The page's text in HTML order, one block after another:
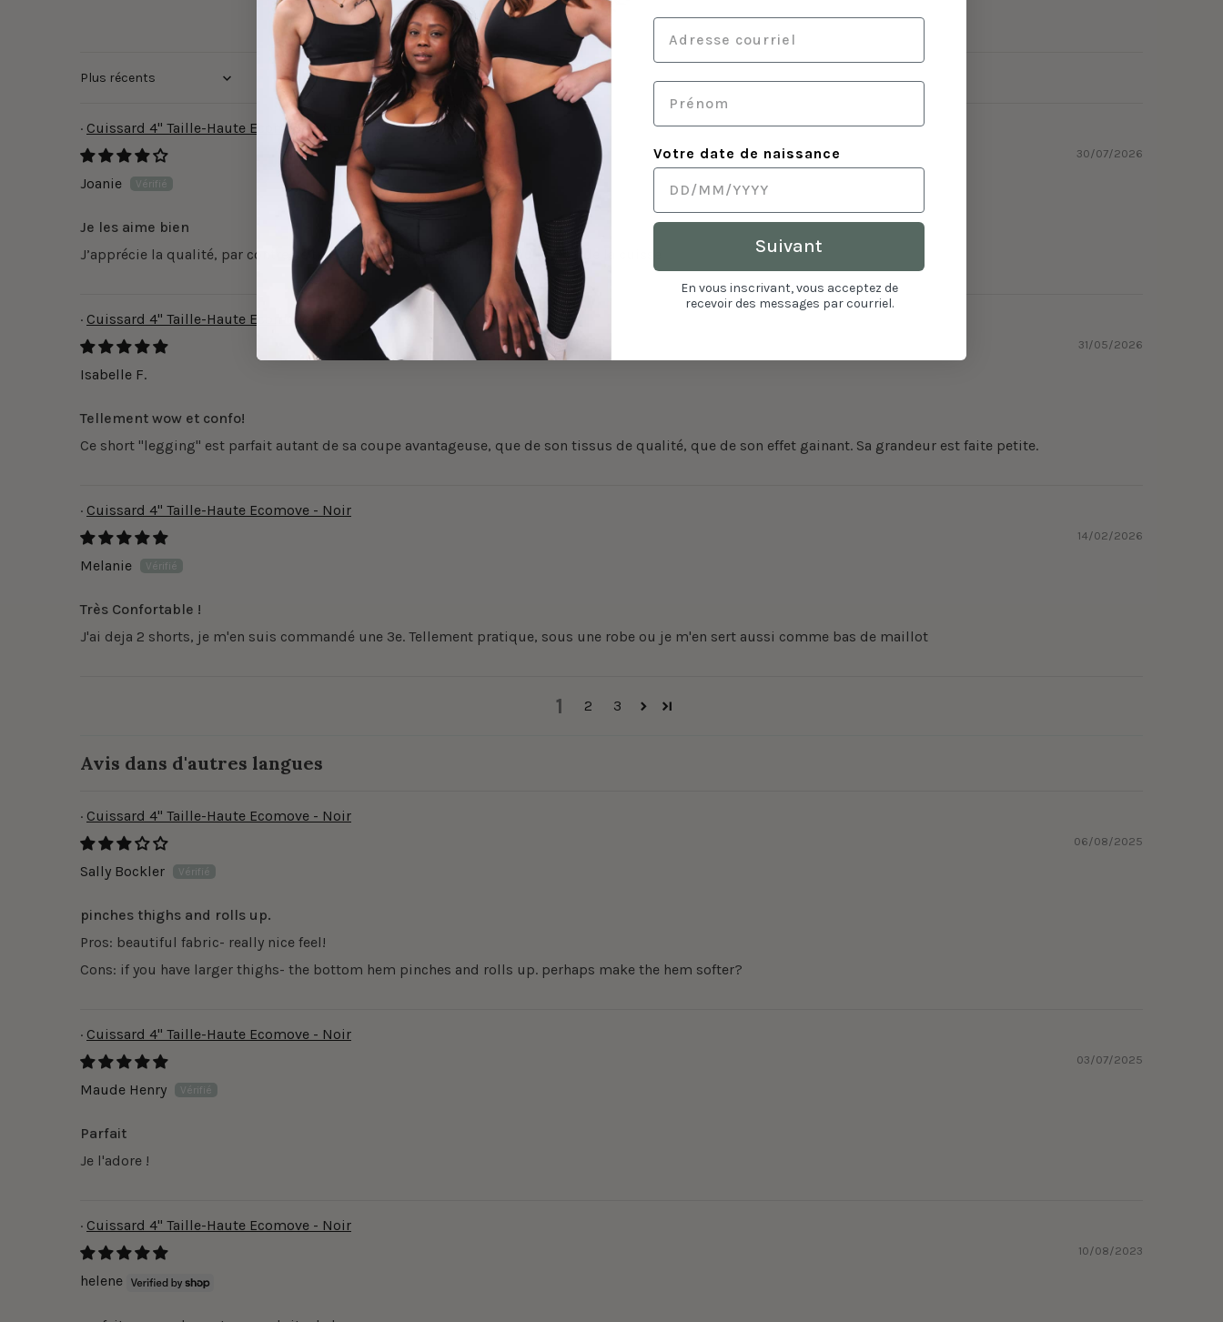
83.1
Sort by
Cuissard 4" Taille-Haute Ecomove - Noir
30/07/2026
Joanie
Je les aime bien
J’apprécie la qualité, par contre, je trouve qu’elles roulent un peu au niveau de la cuisse
Cuissard 4" Taille-Haute Ecomove - Noir
31/05/2026
Isabelle F.
Tellement wow et confo!
Ce short "legging" est parfait autant de sa coupe avantageuse, que de son tissus de qualité, que de son effet gainant. Sa grandeur est faite petite.
Cuissard 4" Taille-Haute Ecomove - Noir
14/02/2026
Melanie
Très Confortable !
J'ai deja 2 shorts, je m'en suis commandé une 3e. Tellement pratique, sous une robe ou je m'en sert aussi comme bas de maillot
1 2 3
Avis dans d'autres langues
Cuissard 4" Taille-Haute Ecomove - Noir
06/08/2025
Sally Bockler
pinches thighs and rolls up.
Pros: beautiful fabric- really nice feel!
Cons: if you have larger thighs- the bottom hem pinches and rolls up. perhaps make the hem softer?
Cuissard 4" Taille-Haute Ecomove - Noir
03/07/2025
Maude Henry
Parfait
Je l'adore !
Cuissard 4" Taille-Haute Ecomove - Noir
10/08/2023
helene
Votre date de naissance
Suivant
En vous inscrivant, vous acceptez de
recevoir des messages par courriel.